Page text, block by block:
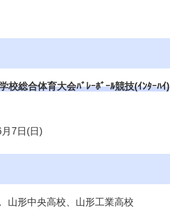
校総合体育大会ﾊﾞﾚｰﾎﾞｰﾙ競技(ｲﾝﾀｰﾊｲ)
7日(日)
山形中央高校、山形工業高校